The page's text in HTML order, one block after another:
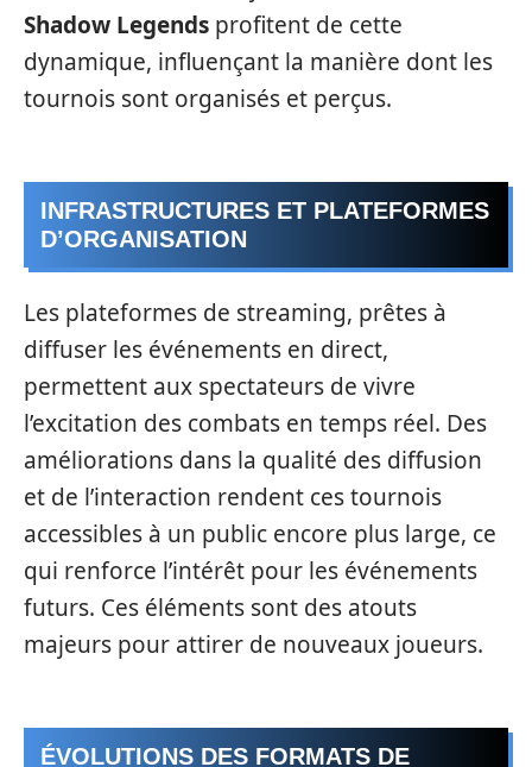
Shadow Legends profitent de cette
dynamique, influençant la manière dont les
tournois sont organisés et perçus.
INFRASTRUCTURES ET PLATEFORMES
D’ORGANISATION
Les plateformes de streaming, prêtes à
diffuser les événements en direct,
permettent aux spectateurs de vivre
l’excitation des combats en temps réel. Des
améliorations dans la qualité des diffusion
et de l’interaction rendent ces tournois
accessibles à un public encore plus large, ce
qui renforce l’intérêt pour les événements
futurs. Ces éléments sont des atouts
majeurs pour attirer de nouveaux joueurs.
ÉVOLUTIONS DES FORMATS DE